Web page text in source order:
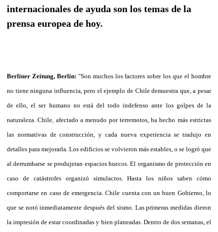
internacionales de ayuda son los temas de la
prensa europea de hoy.
Berliner Zeitung, Berlín: "Son muchos los factores sobre los que el hombre
no tiene ninguna influencia, pero el ejemplo de Chile demuestra que, a pesar
de ello, el ser humano no está del todo indefenso ante los golpes de la
naturaleza. Chile, afectado a menudo por terremotos, ha hecho más estrictas
las normativas de construcción, y cada nueva experiencia se tradujo en
detalles para mejorarla. Los edificios se volvieron más estables, o se logró que
al derrumbarse se produjeran espacios huecos. El organismo de protección en
caso de catástrofes organizó simulacros. Hasta los niños saben cómo
comportarse en caso de emergencia. Chile cuenta con un buen Gobierno, lo
que se notó inmediatamente después del sismo. Las primeras medidas dieron
la impresión de estar coordinadas y bien planeadas. Dentro de dos semanas, el